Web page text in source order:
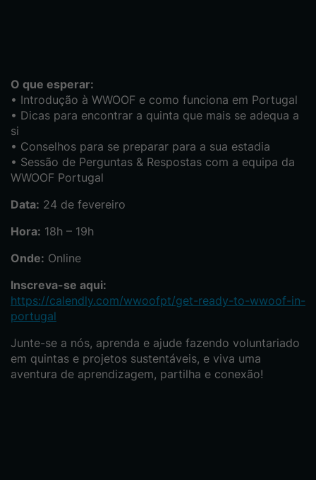
O que esperar:
• Introdução à WWOOF e como funciona em Portugal
• Dicas para encontrar a quinta que mais se adequa a
si
• Conselhos para se preparar para a sua estadia
• Sessão de Perguntas & Respostas com a equipa da
WWOOF Portugal
Data: 24 de fevereiro
Hora: 18h – 19h
Onde: Online
Inscreva-se aqui:
https://calendly.com/wwoofpt/get-ready-to-wwoof-in-
portugal
Junte-se a nós, aprenda e ajude fazendo voluntariado
em quintas e projetos sustentáveis, e viva uma
aventura de aprendizagem, partilha e conexão!